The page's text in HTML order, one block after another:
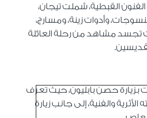
القبطية، شملت تيجان،
وأدوات زينة، ومسارج،
تجسد مشاهد من رحلة العائلة
بزيارة حصن بابليون، حيث تعرف
والفنية، إلى جانب زيارة